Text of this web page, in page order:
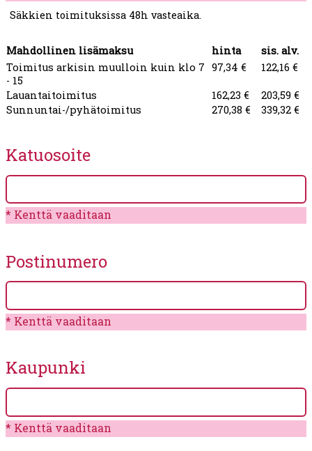
Säkkien toimituksissa 48h vasteaika.
Mahdollinen lisämaksu hinta
sis. alv.
Toimitus arkisin muulloin kuin klo 7
- 15
97,34 € 122,16 €
Lauantaitoimitus 162,23 € 203,59€
Sunnuntai-/pyhätoimitus
270,38 € 339,32€
Katuosoite
Kenttä vaaditaan
Postinumero
Kenttä vaaditaan
Kaupunki
Kenttä vaaditaan